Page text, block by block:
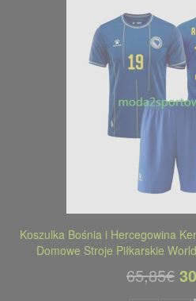
Koszulka Bośnia i Hercegowina
Domowe Stroje Piłkarskie
65,85€